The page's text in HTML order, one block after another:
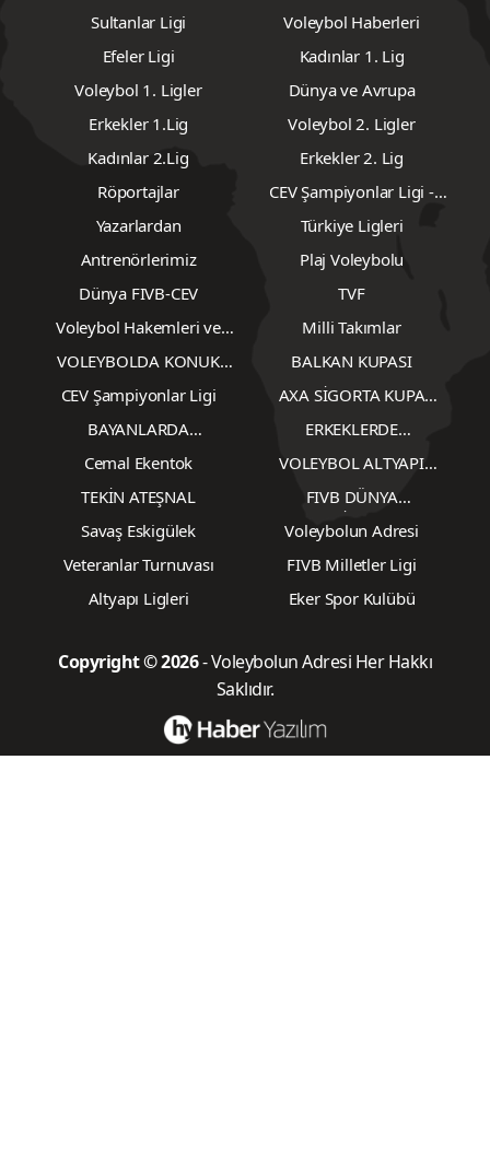
Sultanlar Ligi
Voleybol Haberleri
Efeler Ligi
Kadınlar 1. Lig
Voleybol 1. Ligler
Dünya ve Avrupa
Erkekler 1.Lig
Voleybol 2. Ligler
Kadınlar 2.Lig
Erkekler 2. Lig
Röportajlar
CEV Şampiyonlar Ligi -
Erkekler
Yazarlardan
Türkiye Ligleri
Antrenörlerimiz
Plaj Voleybolu
Dünya FIVB-CEV
TVF
Voleybol Hakemleri ve
Milli Takımlar
VOLEYBOLDA KONUK
YAZARLAR
BALKAN KUPASI
CEV Şampiyonlar Ligi
AXA SİGORTA KUPA
BAYANLARDA
TRANSFERLER
ERKEKLERDE
Cemal Ekentok
VOLEYBOL ALTYAPI
KARŞILAŞMALARI
TEKİN ATEŞNAL
FIVB DÜNYA
ŞAMPİYONASI
Savaş Eskigülek
Voleybolun Adresi
Veteranlar Turnuvası
FIVB Milletler Ligi
Altyapı Ligleri
Eker Spor Kulübü
Copyright © 2026- Voleybolun Adresi Her Hakkı
Saklıdır.